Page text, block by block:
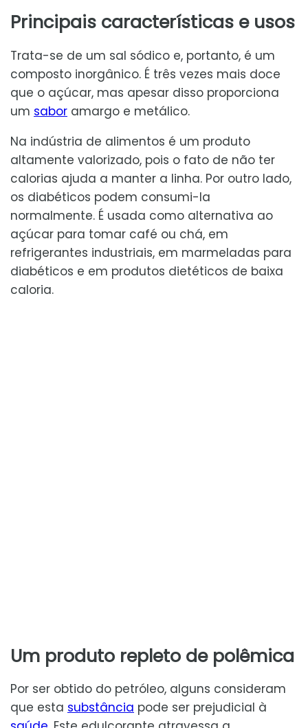
Principais características e usos
Trata-se de um sal sódico e, portanto, é um
composto inorgânico. É três vezes mais doce
que o açúcar, mas apesar disso proporciona
um sabor amargo e metálico.
Na indústria de alimentos é um produto
altamente valorizado, pois o fato de não ter
calorias ajuda a manter a linha. Por outro lado,
os diabéticos podem consumi-la
normalmente. É usada como alternativa ao
açúcar para tomar café ou chá, em
refrigerantes industriais, em marmeladas para
diabéticos e em produtos dietéticos de baixa
caloria.
Um produto repleto de polêmica
Por ser obtido do petróleo, alguns consideram
que esta substância pode ser prejudicial à